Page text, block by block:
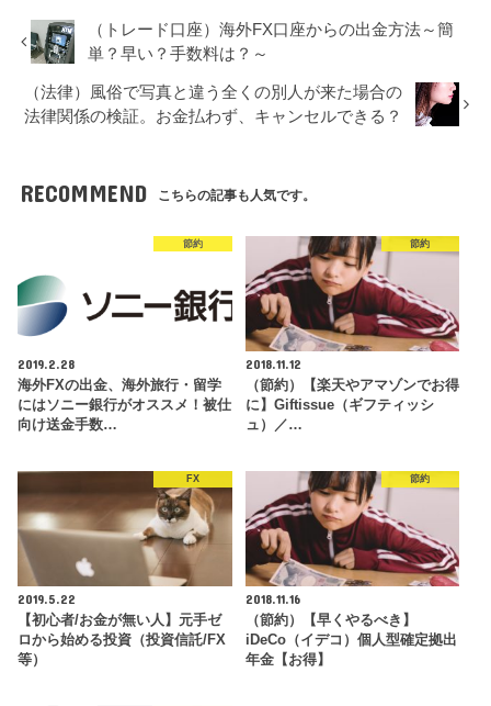
（トレード口座）海外FX口座からの出金方法～簡
単？早い？手数料は？～
（法律）風俗で写真と違う全くの別人が来た場合の
法律関係の検証。お金払わず、キャンセルできる？
RECOMMEND こちらの記事も人気です。
節約
2019.2.28
海外FXの出金、海外旅行・留学
にはソニー銀行がオススメ！被仕
向け送金手数…
節約
2018.11.12
（節約）【楽天やアマゾンでお得
に】Giftissue（ギフティッシ
ュ）／…
FX
2019.5.22
【初心者/お金が無い人】元手ゼ
ロから始める投資（投資信託/FX
等）
節約
2018.11.16
（節約）【早くやるべき】
iDeCo（イデコ）個人型確定拠出
年金【お得】